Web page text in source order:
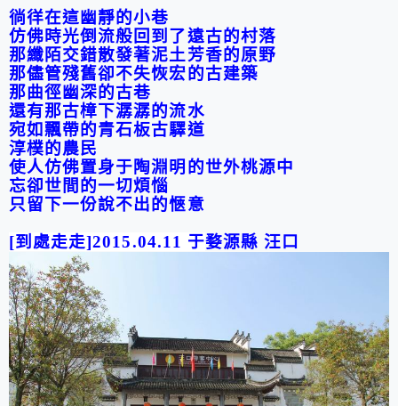
徜徉在這幽靜的小巷
仿佛時光倒流般回到了遠古的村落
那纖陌交錯散發著泥土芳香的原野
那儘管殘舊卻不失恢宏的古建築
那曲徑幽深的古巷
還有那古樟下潺潺的流水
宛如飄帶的青石板古驛道
淳樸的農民
使人仿佛置身于陶淵明的世外桃源中
忘卻世間的一切煩惱
只留下一份說不出的愜意
[到處走走]2015.04.11 于婺源縣 汪口